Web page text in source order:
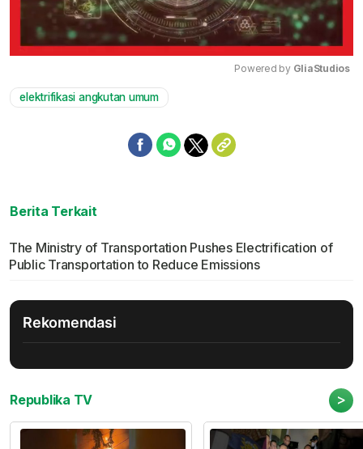
Powered by GliaStudios
elektrifikasi angkutan umum
Berita Terkait
The Ministry of Transportation Pushes Electrification of
Public Transportation to Reduce Emissions
Rekomendasi
Republika TV >